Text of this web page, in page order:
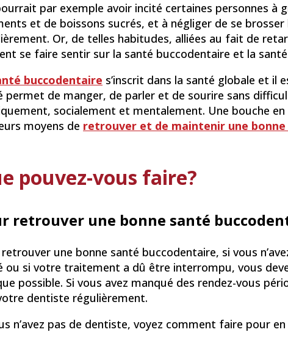
par exemple avoir incité certaines personnes
et de boissons sucrés, et à négliger de se
Or, de telles habitudes, alliées au fait de
se faire sentir sur la santé buccodentaire et la
buccodentaire s’inscrit dans la santé globale et il
permet de manger, de parler et de sourire sans
socialement et mentalement. Une bouche
moyens de retrouver et de maintenir une
pouvez-vous faire?
retrouver une bonne santé
une bonne santé buccodentaire, si vous
ou si votre traitement a dû être interrompu, vous
possible. Si vous avez manqué des rendez-vous
dentiste régulièrement.
n’avez pas de dentiste, voyez comment faire pour en